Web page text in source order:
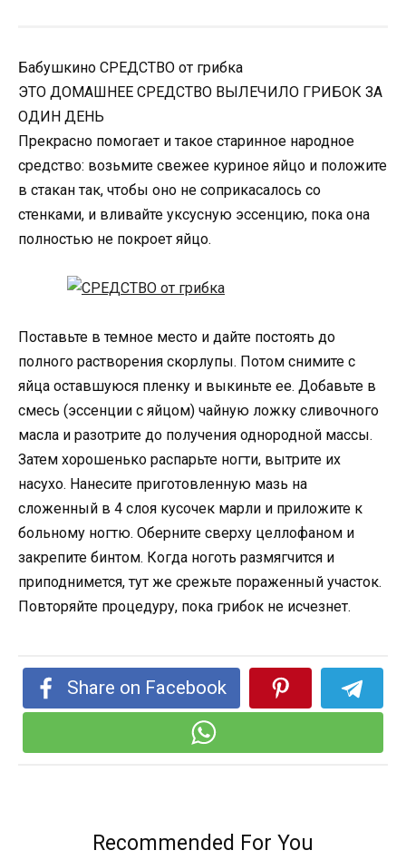
Бабушкино СРЕДСТВО от грибка
ЭТО ДОМАШНЕЕ СРЕДСТВО ВЫЛЕЧИЛО ГРИБОК ЗА
ОДИН ДЕНЬ
Прекрасно помогает и такое старинное народное
средство: возьмите свежее куриное яйцо и положите
в стакан так, чтобы оно не соприкасалось со
стенками, и вливайте уксусную эссенцию, пока она
полностью не покроет яйцо.
Поставьте в темное место и дайте постоять до
полного растворения скорлупы. Потом снимите с
яйца оставшуюся пленку и выкиньте ее. Добавьте в
смесь (эссенции с яйцом) чайную ложку сливочного
масла и разотрите до получения однородной массы.
Затем хорошенько распарьте ногти, вытрите их
насухо. Нанесите приготовленную мазь на
сложенный в 4 слоя кусочек марли и приложите к
больному ногтю. Оберните сверху целлофаном и
закрепите бинтом. Когда ноготь размягчится и
приподнимется, тут же срежьте пораженный участок.
Повторяйте процедуру, пока грибок не исчезнет.
Share on Facebook
Recommended For You